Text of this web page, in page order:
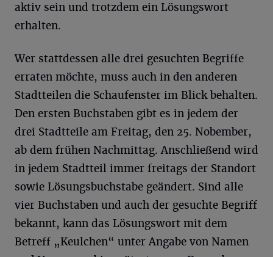
aktiv sein und trotzdem ein Lösungswort
erhalten.
Wer stattdessen alle drei gesuchten Begriffe
erraten möchte, muss auch in den anderen
Stadtteilen die Schaufenster im Blick behalten.
Den ersten Buchstaben gibt es in jedem der
drei Stadtteile am Freitag, den 25. Nobember,
ab dem frühen Nachmittag. Anschließend wird
in jedem Stadtteil immer freitags der Standort
sowie Lösungsbuchstabe geändert. Sind alle
vier Buchstaben und auch der gesuchte Begriff
bekannt, kann das Lösungswort mit dem
Betreff „Keulchen“ unter Angabe von Namen